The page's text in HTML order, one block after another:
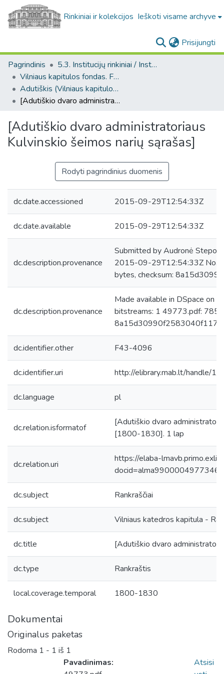
Rinkiniai ir kolekcijos Ieškoti visame archyve
Prisijungti
Pagrindinis
5.3. Institucijų rinkiniai / Institutional collections
Vilniaus kapitulos fondas. F43
Adutiškis (Vilniaus kapitulos fondas. F43. Bažnytinės valdos)
[Adutiškio dvaro administratoriaus Kulvinskio šeimos narių sąrašas]
[Adutiškio dvaro administratoriaus
Kulvinskio šeimos narių sąrašas]
Rodyti pagrindinius duomenis
dc.date.accessioned 2015-09-29T12:54:33Z
dc.date.available 2015-09-29T12:54:33Z
dc.description.provenance
Submitted by Audronė
2015-09-29T12:54:33Z No.
bytes, checksum:
dc.description.provenance
Made available in DSpace on
bitstreams: 1 49773.pdf:
dc.identifier.other F43-4096
dc.identifier.uri http://elibrary.mab.lt/handle/1/
dc.language pl
dc.relation.isformatof
[Adutiškio dvaro
[1800-1830]. 1 lap
dc.relation.uri
https://elaba-
dc.subject Rankraščiai
dc.subject Vilniaus katedros kapitula -
dc.title [Adutiškio dvaro
dc.type Rankraštis
local.coverage.temporal 1800-1830
Dokumentai
Originalus paketas
Rodoma 1 - 1 iš 1
Pavadinimas:
Atsisi